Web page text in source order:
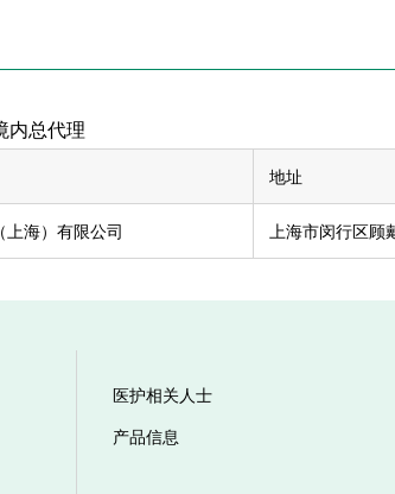
内总代理
地址
海）有限公司 上海市闵行区顾
医护相关人士
产品信息